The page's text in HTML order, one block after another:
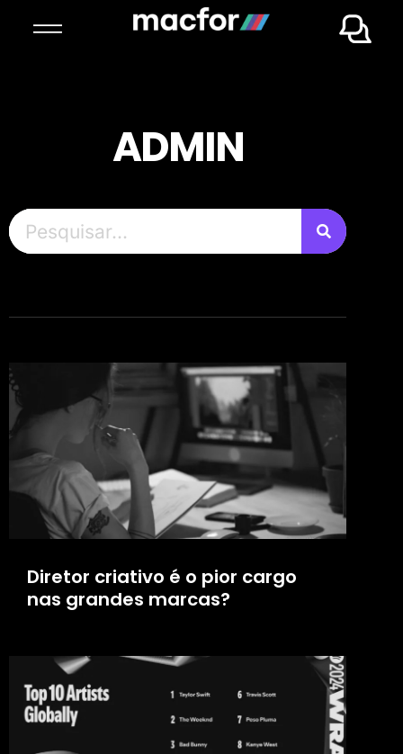
ADMIN
Diretor criativo é o pior cargo
nas grandes marcas?